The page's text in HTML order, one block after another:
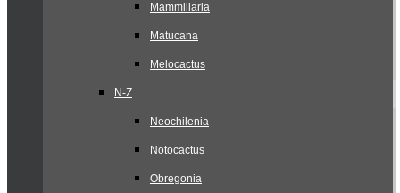
Mammillaria
Matucana
Melocactus
N-Z
Neochilenia
Notocactus
Obregonia